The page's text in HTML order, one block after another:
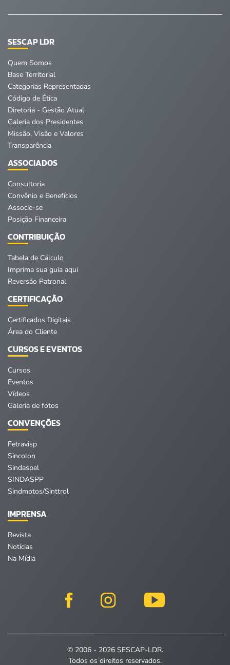
SESCAP LDR
Quem Somos
Base Territorial
Categorias Representadas
Código de Ética
Diretoria - Gestão Atual
Galeria dos Presidentes
Missão, Visão e Valores
Transparência
ASSOCIADOS
Consultoria
Convênio e Benefícios
Associe-se
Posição Financeira
CONTRIBUIÇÃO
Tabela de Cálculo
Imprima sua guia aqui
Reversão Patronal
CERTIFICAÇÃO
Certificados Digitais
Área do Cliente
CURSOS E EVENTOS
Cursos
Eventos
Vídeos
Galeria de fotos
CONVENÇÕES
Fetravisp
Sincolon
Sindaspel
SINDASPP
Sindmotos/Sinttrol
IMPRENSA
Revista
Notícias
Na Mídia
© 2006 - 2026 SESCAP-LDR.
Todos os direitos reservados.